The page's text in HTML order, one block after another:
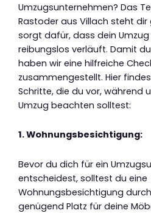
Umzugsunternehmen? Das
Rastoder aus Villach steht dir
sorgt dafür, dass dein
reibungslos verläuft. Damit
haben wir eine hilfreiche
zusammengestellt. Hier
Schritte, die du vor, während
Umzug beachten solltest:
1. Wohnungsbesichtigung:
Bevor du dich für ein
entscheidest, solltest du eine
Wohnungsbesichtigung
genügend Platz für deine